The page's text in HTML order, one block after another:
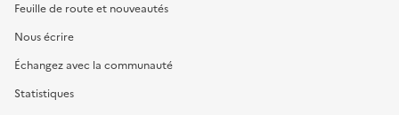
Feuille de route et nouveautés
Nous écrire
Échangez avec la communauté
Statistiques